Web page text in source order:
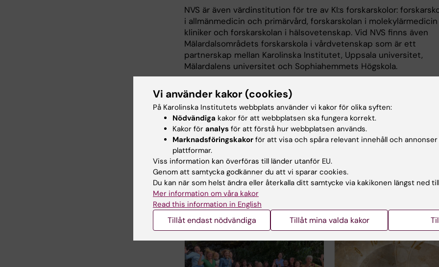
NVS är även värdinstitution för tre av KI:s forskarskolor:
i allmänmedicin och primärvård, forskarskolan i
kliniker och forskarskolan i hälsovetenskap. Vid NVS finns även
Mälardalsområdets forskarskola i vårdvetenskap som är ett
partnerskap mellan Karolinska Institutet, Uppsala universitet,
Mälardalens universitet och Sophiahemmets Högskola.
gemensamt lärande och erbjuder ofta fler schemalagda
lärandeaktiviteter än den traditionella forskarutbildningen.
Forskarskolorna ger en väg till det livslånga lärandet och erbjuder
miljö för att bygga nätverk mellan doktorander.
Vid NVS finns även ett forskarutbildningsprogram: Programmet för
utbildning på forskarnivå i vårdvetenskap. KI:s olika
forskarutbildningsprogram återspeglar stora forskningsområden
erbjuder kurser och andra lärandeaktiviteter inom respektive
forskningsområde.
Vi använder kakor (cookies)
På Karolinska Institutets webbplats använder vi kakor för olika syften:
Nödvändiga kakor för att webbplatsen ska fungera korrekt.
Kakor för analys för att förstå hur webbplatsen används.
Marknadsföringskakor för att visa och spåra relevant innehåll och
plattformar.
Viss information kan överföras till länder utanför EU.
Genom att samtycka godkänner du att vi sparar cookies.
Du kan när som helst ändra eller återkalla ditt samtycke via kakikonen längst ned
Mer information om våra kakor
Read this information in English
Tillåt endast nödvändiga Tillåt mina valda kakor